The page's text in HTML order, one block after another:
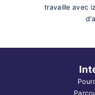
travaille avec